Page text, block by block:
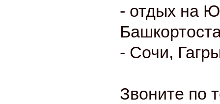
- отдых на
- Сочи,
Звоните по